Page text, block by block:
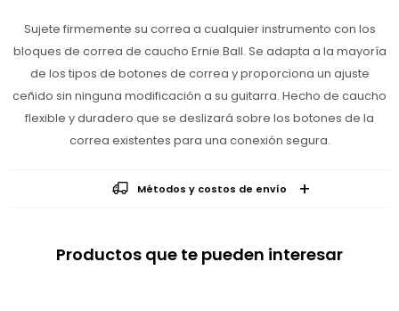
Sujete firmemente su correa a cualquier instrumento con los
bloques de correa de caucho Ernie Ball. Se adapta a la mayoría
de los tipos de botones de correa y proporciona un ajuste
ceñido sin ninguna modificación a su guitarra. Hecho de caucho
flexible y duradero que se deslizará sobre los botones de la
correa existentes para una conexión segura.
Métodos y costos de envío
Productos que te pueden interesar